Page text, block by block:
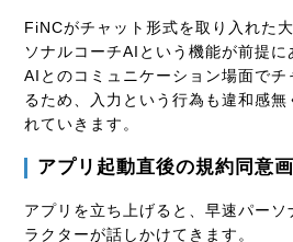
FiNCがチャット形式を取り入れた
ソナルコーチAIという機能が前提に
AIとのコミュニケーション場面で
るため、入力という行為も違和感
れていきます。
アプリ起動直後の規約同意
アプリを立ち上げると、早速パーソ
ラクターが話しかけてきます。